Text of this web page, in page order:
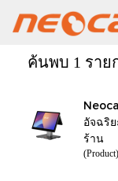
ค้นพบ 1 ราย
อัจฉริ
ร้าน
(Product)